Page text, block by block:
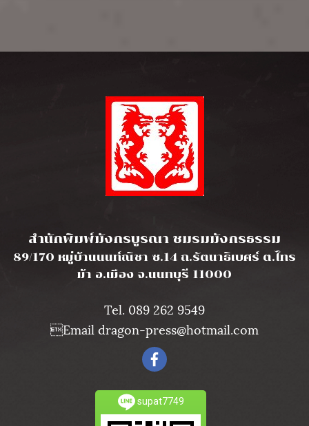
สำนักพิมพ์มังกรบูรณา ชมรมมังกรธรรม
89/170 หมู่บ้านนนท์ณิชา ซ.14 ถ.รัตนาธิเบศร์ ต.ไทร
ม้า อ.เมือง จ.นนทบุรี 11000
Tel. 089 262 9549
Email dragon-press@hotmail.com
supat7749